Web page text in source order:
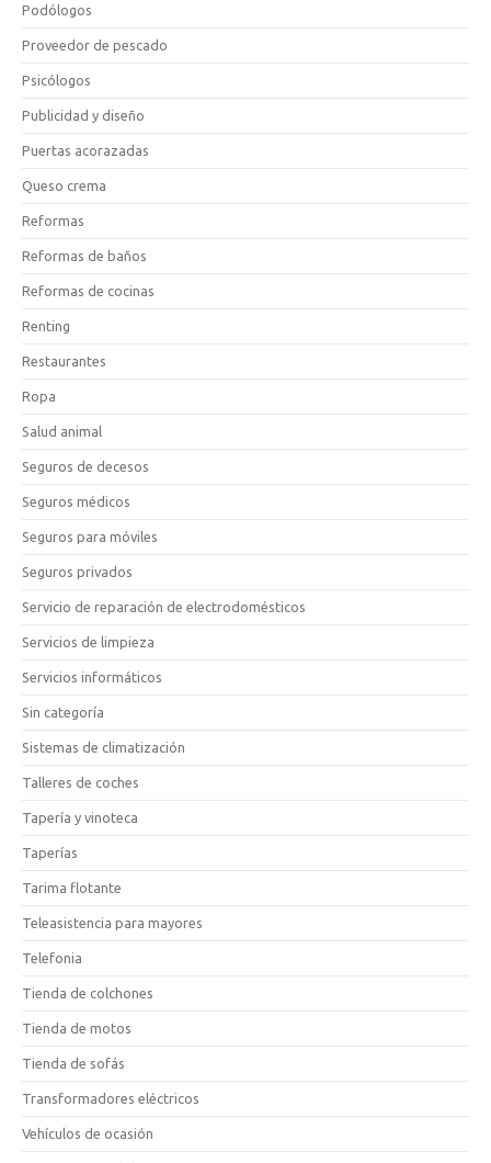
Podólogos
Proveedor de pescado
Psicólogos
Publicidad y diseño
Puertas acorazadas
Queso crema
Reformas
Reformas de baños
Reformas de cocinas
Renting
Restaurantes
Ropa
Salud animal
Seguros de decesos
Seguros médicos
Seguros para móviles
Seguros privados
Servicio de reparación de electrodomésticos
Servicios de limpieza
Servicios informáticos
Sin categoría
Sistemas de climatización
Talleres de coches
Tapería y vinoteca
Taperías
Tarima flotante
Teleasistencia para mayores
Telefonia
Tienda de colchones
Tienda de motos
Tienda de sofás
Transformadores eléctricos
Vehículos de ocasión